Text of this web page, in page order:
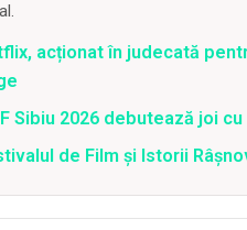
acționat în judecată
Sibiu 2026 debutează joi
de Film şi Istorii